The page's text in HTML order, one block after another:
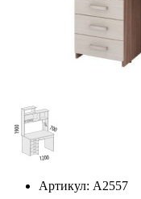
Артикул: А2557